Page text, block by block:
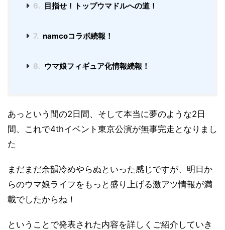
6. 目指せ！トップウマドルへの道！
7. namcoコラボ続報！
8. ウマ娘フィギュア化情報続報！
あっという間の2日間、そして本当に夢のような2日
間、これで4thイベント東京公演が無事完走となりまし
た
まだまだ余韻冷めやらぬといった感じですが、明日か
らのウマ娘ライフをもっと盛り上げる激アツ情報が満
載でしたからね！
ということで発表された内容を詳しくご紹介していき